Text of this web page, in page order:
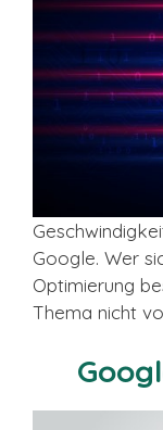
Google. Wer
Optimierung
Thema nicht